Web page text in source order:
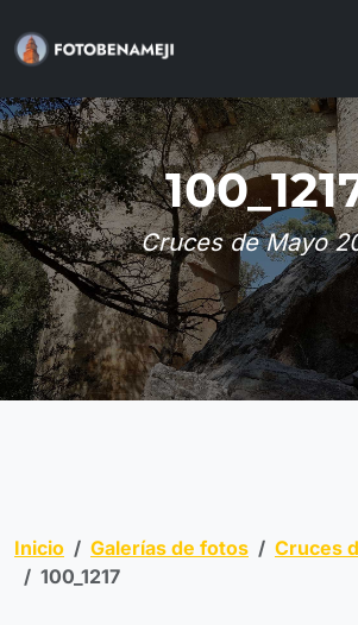
Cruces de Mayo
Inicio Galerías de fotos
Cruces
100_1217